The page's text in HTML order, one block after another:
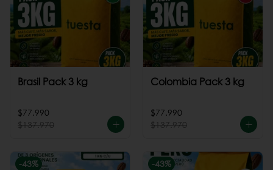
Brasil Pack 3 kg
$77.990
$137.970
Colombia Pack 3 kg
$77.990
$137.970
-43% -43%